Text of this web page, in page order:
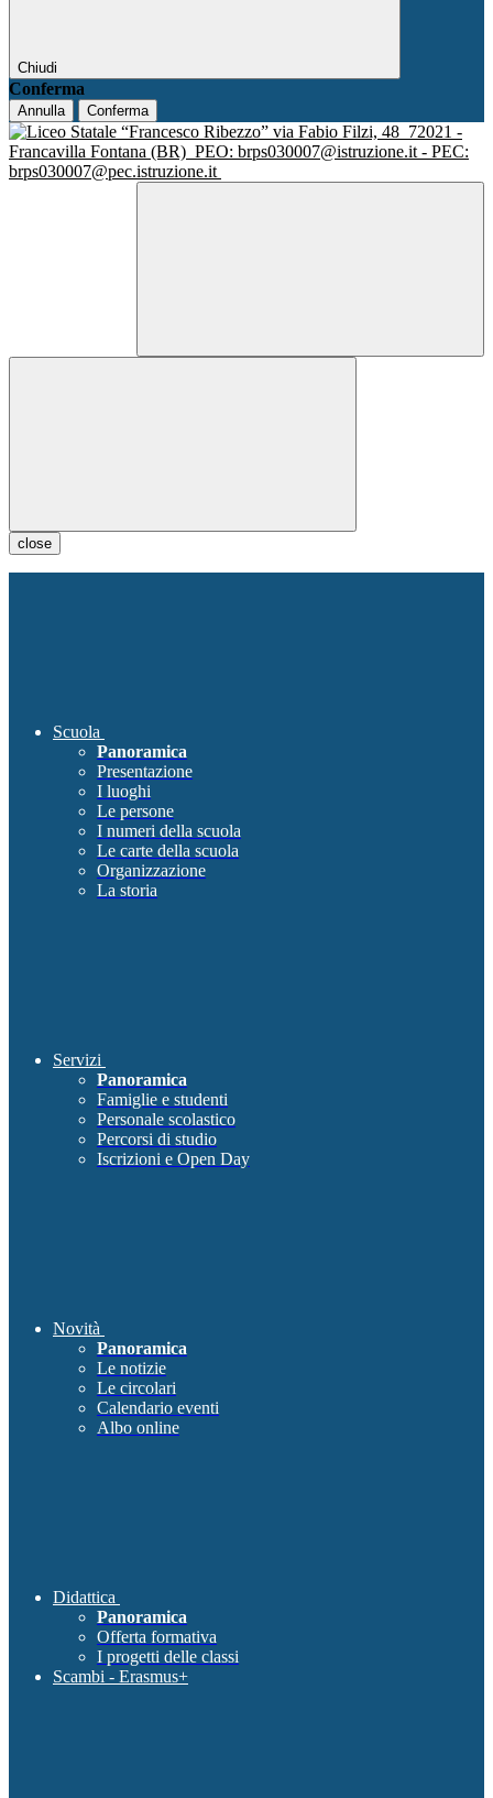
Chiudi
Conferma
Annulla Conferma
via Fabio Filzi, 48 72021 -
Francavilla Fontana (BR) PEO: brps030007@istruzione.it - PEC:
brps030007@pec.istruzione.it
close
Scuola
Panoramica
Presentazione
I luoghi
Le persone
I numeri della scuola
Le carte della scuola
Organizzazione
La storia
Servizi
Panoramica
Famiglie e studenti
Personale scolastico
Percorsi di studio
Iscrizioni e Open Day
Novità
Panoramica
Le notizie
Le circolari
Calendario eventi
Albo online
Didattica
Panoramica
Offerta formativa
I progetti delle classi
Scambi - Erasmus+